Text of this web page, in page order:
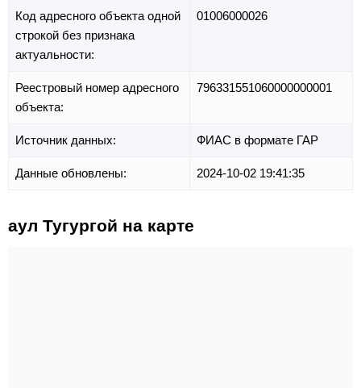
Код адресного объекта одной
строкой без признака
актуальности:
01006000026
Реестровый номер адресного
объекта:
796331551060000000001
Источник данных: ФИАС в формате ГАР
Данные обновлены: 2024-10-02 19:41:35
аул Тугургой на карте